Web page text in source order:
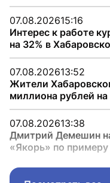
07.08.202615:16
Интерес к работе
на 32% в
07.08.202613:52
Жители
миллиона рублей
07.08.202613:38
Дмитрий Демешин
«Якорь» по